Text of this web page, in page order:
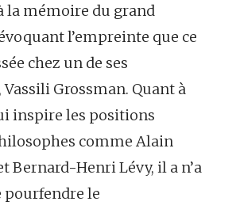
la mémoire du grand
l’empreinte que ce
chez un de ses
Grossman. Quant à
inspire les positions
comme Alain
Bernard-Henri Lévy, il a n’a
pourfendre le